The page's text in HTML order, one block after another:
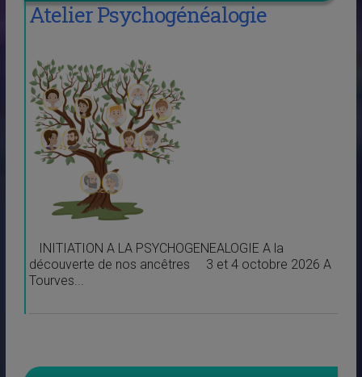
Atelier Psychogénéalogie
INITIATION A LA PSYCHOGENEALOGIE A la
découverte de nos ancêtres 3 et 4 octobre 2026 A
Tourves...